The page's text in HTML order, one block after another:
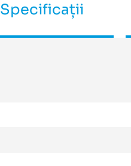
Specificații